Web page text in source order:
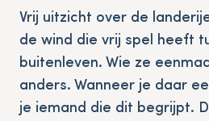
Vrij uitzicht over de
de wind die vrij spel heeft
buitenleven. Wie ze
anders. Wanneer je daar
je iemand die dit begrijpt.